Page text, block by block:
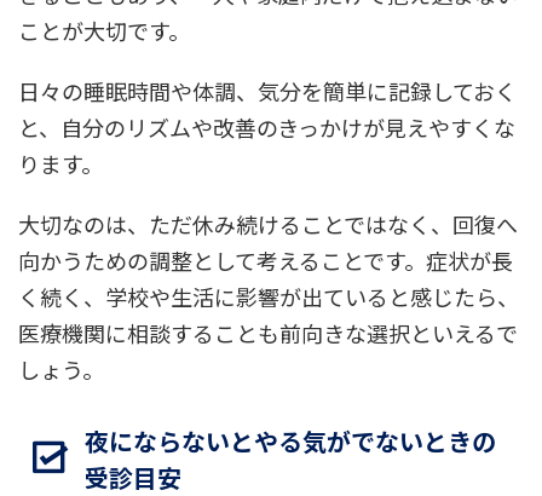
ことが大切です。
日々の睡眠時間や体調、気分を簡単に記録しておく
と、自分のリズムや改善のきっかけが見えやすくな
ります。
大切なのは、ただ休み続けることではなく、回復へ
向かうための調整として考えることです。症状が長
く続く、学校や生活に影響が出ていると感じたら、
医療機関に相談することも前向きな選択といえるで
しょう。
夜にならないとやる気がでないときの
受診目安